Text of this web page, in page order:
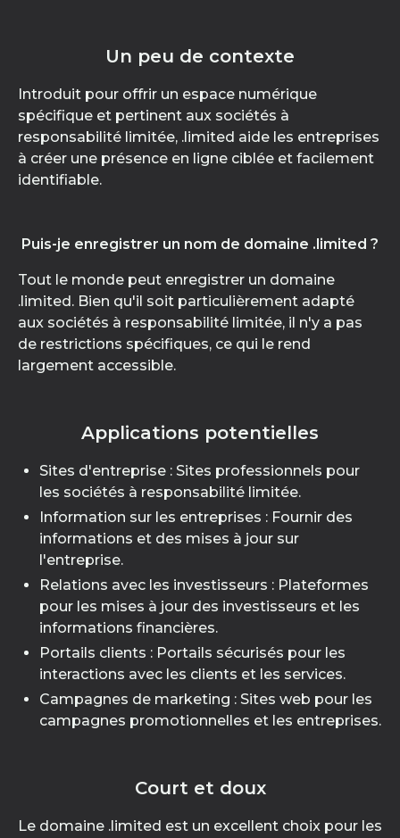
Un peu de contexte
Introduit pour offrir un espace numérique
spécifique et pertinent aux sociétés à
responsabilité limitée, .limited aide les entreprises
à créer une présence en ligne ciblée et facilement
identifiable.
Puis-je enregistrer un nom de domaine .limited ?
Tout le monde peut enregistrer un domaine
.limited. Bien qu'il soit particulièrement adapté
aux sociétés à responsabilité limitée, il n'y a pas
de restrictions spécifiques, ce qui le rend
largement accessible.
Applications potentielles
Sites d'entreprise : Sites professionnels pour
les sociétés à responsabilité limitée.
Information sur les entreprises : Fournir des
informations et des mises à jour sur
l'entreprise.
Relations avec les investisseurs : Plateformes
pour les mises à jour des investisseurs et les
informations financières.
Portails clients : Portails sécurisés pour les
interactions avec les clients et les services.
Campagnes de marketing : Sites web pour les
campagnes promotionnelles et les entreprises.
Court et doux
Le domaine .limited est un excellent choix pour les